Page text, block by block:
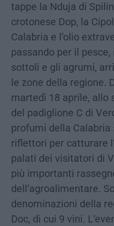
tappe la Nduja di
crotonese Dop, la
Calabria e l’olio
passando per il
sottoli e gli agrumi,
le zone della regione.
martedì 18 aprile, allo
del padiglione C di
profumi della Calabria
riflettori per catturare
palati dei visitatori di
più importanti
dell’agroalimentare.
denominazioni della
Doc, di cui 9 vini.